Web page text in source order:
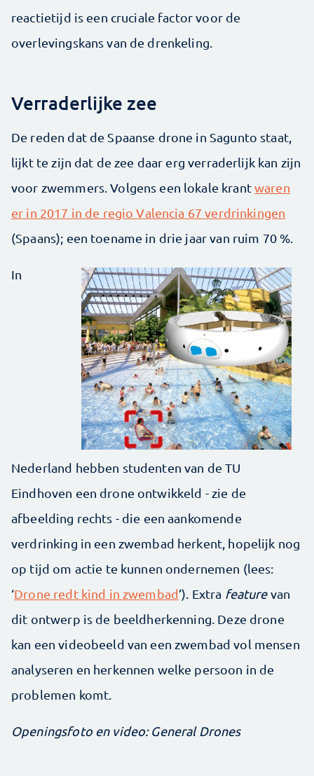
reactietijd is een cruciale factor voor de
overlevingskans van de drenkeling.
Verraderlijke zee
De reden dat de Spaanse drone in Sagunto staat,
lijkt te zijn dat de zee daar erg verraderlijk kan zijn
voor zwemmers. Volgens een lokale krantwaren
er in 2017 in de regio Valencia 67 verdrinkingen
(Spaans); een toename in drie jaar van ruim 70 %.
In
Nederland hebben studenten van de TU
Eindhoven een drone ontwikkeld - zie de
afbeelding rechts - die een aankomende
verdrinking in een zwembad herkent, hopelijk nog
op tijd om actie te kunnen ondernemen (lees:
‘Drone redt kind in zwembad’). Extra featurevan
dit ontwerp is de beeldherkenning. Deze drone
kan een videobeeld van een zwembad vol mensen
analyseren en herkennen welke persoon in de
problemen komt.
Openingsfoto en video: General Drones